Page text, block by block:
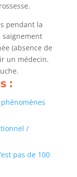
pendant la
saignement
(absence de
un médecin.
:
/
pas de 100